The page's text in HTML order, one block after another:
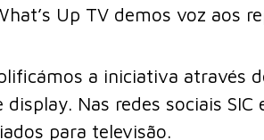
Up TV demos voz aos
a iniciativa através
Nas redes sociais
para televisão.